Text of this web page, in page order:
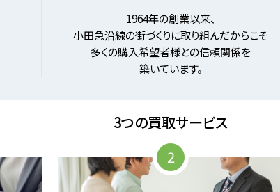
1964年の創業以来、
小田急沿線の街づくりに取り組んだからこそ
多くの購入希望者様との信頼関係を
築いています。
3つの買取サービス
2